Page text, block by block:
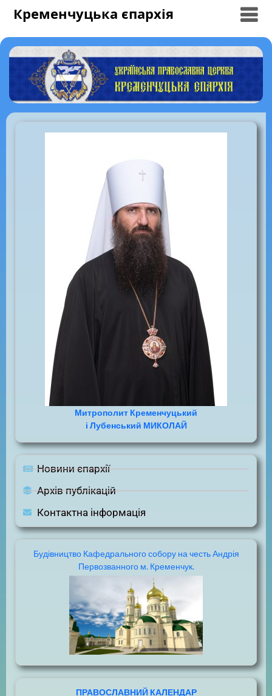
Кременчуцька єпархія
Митрополит Кременчуцький
і Лубенський МИКОЛАЙ
Новини єпархії
Архів публікацій
Контактна інформація
Будівництво Кафедрального собору на честь Андрія
Первозванного м. Кременчук.
ПРАВОСЛАВНИЙ КАЛЕНДАР